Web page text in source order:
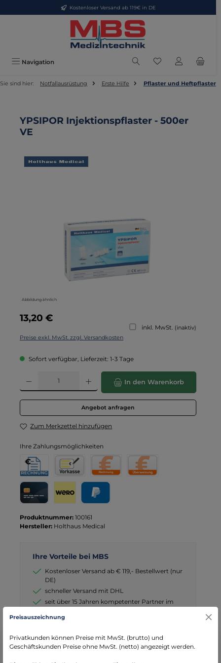
Zum Hauptinhalt springenKostenloser Versand ab 119€ in DE
Navigation Du hast 0
Sie sind hier: Notfallausrüstung Erste Hilfe Pflaster und Heftpflaster
YPSIPOR Injektionspflaster - 500er
VE
Abbildung ähnlich
Regulärer Preis:
13,20 €
inkl. MwSt. (inaktiv)
Preise exkl. MwSt. zzgl. Versandkosten
Sofort verfügbar, Lieferzeit: 1-3 Tage
Produkt Anzahl: Gib den gewünschten Wert ein oder benutze die
In den Warenkorb
Angebot anfragen
Zum Merkzettel hinzufügen
Ihre Zahlungsmöglichkeiten
Produktnummer: 100161
Hersteller: Holthaus Medical
Ihre Vorteile bei MBS
Kostenloser Versand ab € 119,- Bestellwert (nur
DE)
schneller Versand mit DHL
seit über 15 Jahren kompetenter Partner im
Preisauszeichnung
Privatkunden können Preise mit MwSt. (brutto) und
Geschäftskunden Preise ohne MwSt. (netto) angezeigt werden.